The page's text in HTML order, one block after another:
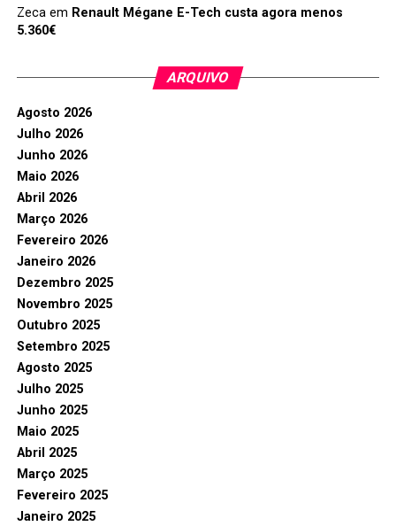
Zecaem Renault Mégane E-Tech custa agora menos
5.360€
ARQUIVO
Agosto 2026
Julho 2026
Junho 2026
Maio 2026
Abril 2026
Março 2026
Fevereiro 2026
Janeiro 2026
Dezembro 2025
Novembro 2025
Outubro 2025
Setembro 2025
Agosto 2025
Julho 2025
Junho 2025
Maio 2025
Abril 2025
Março 2025
Fevereiro 2025
Janeiro 2025